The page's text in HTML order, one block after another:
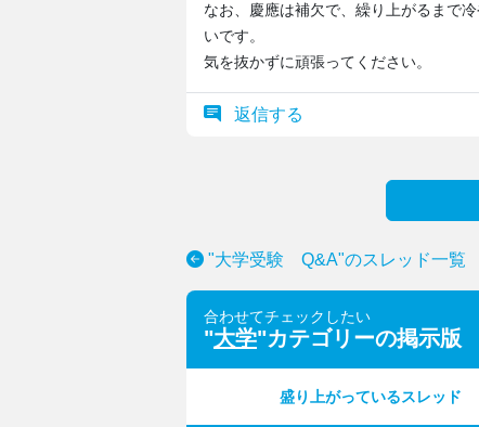
なお、慶應は補欠で、繰り上がるまで
いです。
気を抜かずに頑張ってください。
返信する
"大学受験 Q&A"のスレッド一覧
合わせてチェックしたい
"大学"カテゴリーの掲示版
盛り上がっているスレッド